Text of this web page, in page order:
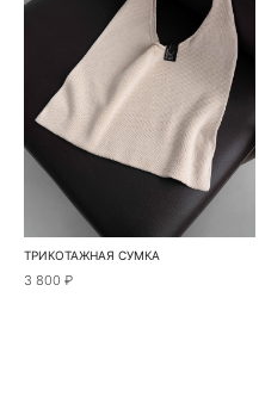
ТРИКОТАЖНАЯ СУМКА
3 800 ₽